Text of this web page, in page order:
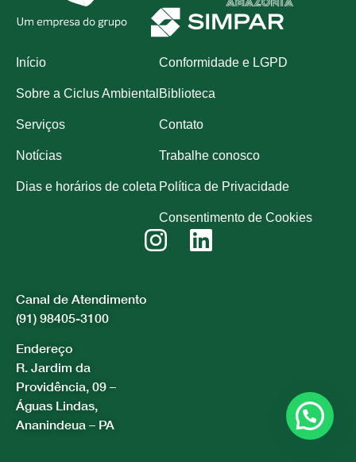
Início
Sobre a Ciclus Ambiental
Serviços
Notícias
Dias e horários de coleta
Conformidade e LGPD
Biblioteca
Contato
Trabalhe conosco
Política de Privacidade
Consentimento de Cookies
Canal de Atendimento
(91) 98405-3100
Endereço
R. Jardim da
Providência, 09 –
Águas Lindas,
Ananindeua – PA